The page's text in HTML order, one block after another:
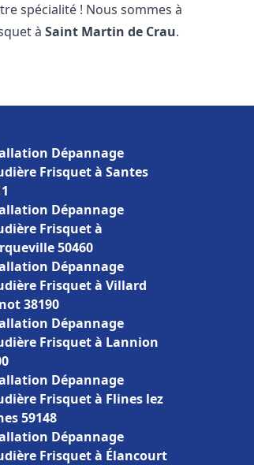
spécialité ! Nous sommes à
àSaint Martin de Crau.
Dépannage
Frisquet à Santes
Dépannage
Frisquet à
50460
Dépannage
Frisquet à Villard
38190
Dépannage
Frisquet à Lannion
Dépannage
Frisquet à Flines lez
59148
Dépannage
Frisquet à Élancourt